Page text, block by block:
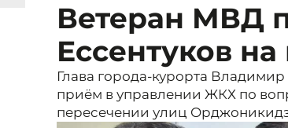
Ветеран МВД
Ессентуков
Глава города-курорта
приём в управлении ЖКХ по
пересечении улиц